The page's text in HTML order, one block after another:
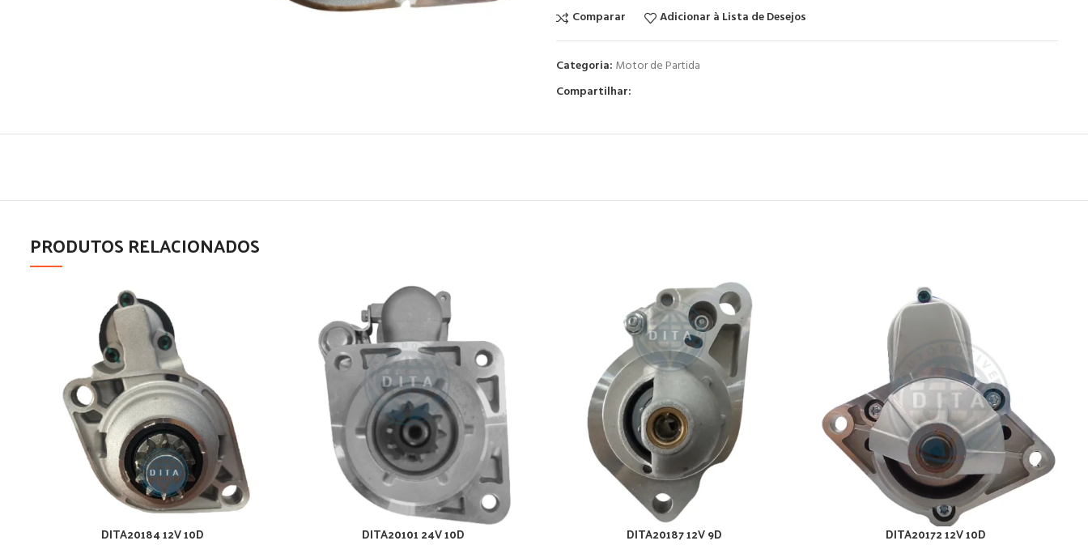
Comparar Adicionar à Lista de Desejos
Categoria: Motor de Partida
Compartilhar:
PRODUTOS RELACIONADOS
DITA20184 12V 10D DITA20101 24V 10D DITA20187 12V 9D DITA20172 12V 10D